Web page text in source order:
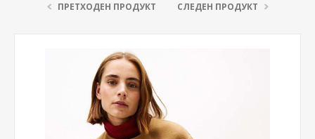
ПРЕТХОДЕН ПРОДУКТ СЛЕДЕН ПРОДУКТ